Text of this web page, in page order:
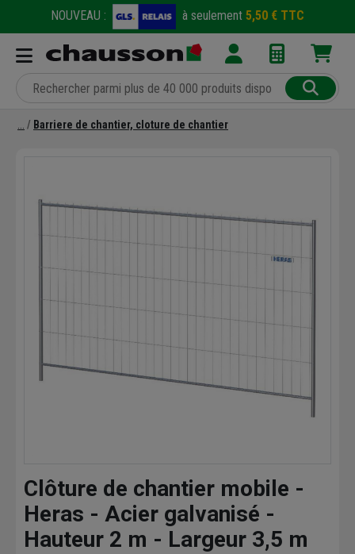
NOUVEAU : à seulement 5,50 € TTC
Barriere de chantier, cloture de chantier
Clôture de chantier mobile -
Heras - Acier galvanisé -
Hauteur 2 m - Largeur 3,5 m